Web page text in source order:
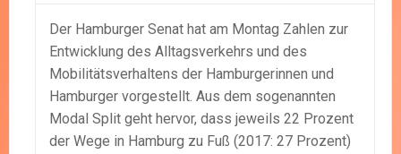
Der Hamburger Senat hat am Montag Zahlen zur
Entwicklung des Alltagsverkehrs und des
Mobilitätsverhaltens der Hamburgerinnen und
Hamburger vorgestellt. Aus dem sogenannten
Modal Split geht hervor, dass jeweils 22 Prozent
der Wege in Hamburg zu Fuß (2017: 27 Prozent)